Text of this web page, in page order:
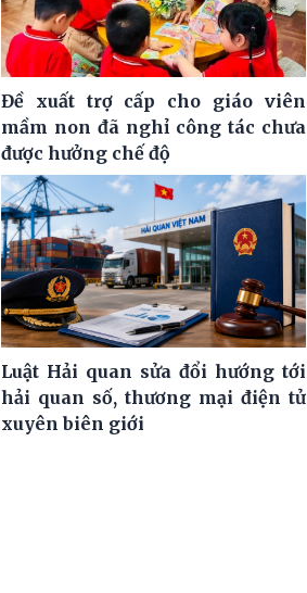
Đề xuất trợ cấp cho giáo viên
mầm non đã nghỉ công tác chưa
được hưởng chế độ
Luật Hải quan sửa đổi hướng tới
hải quan số, thương mại điện tử
xuyên biên giới